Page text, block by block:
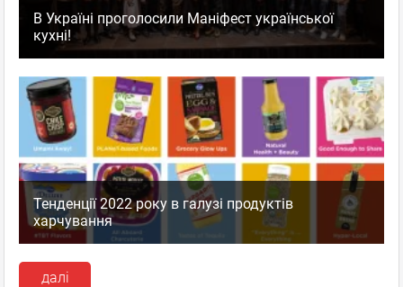
В Україні проголосили Маніфест української
кухні!
Тенденції 2022 року в галузі продуктів
харчування
далі